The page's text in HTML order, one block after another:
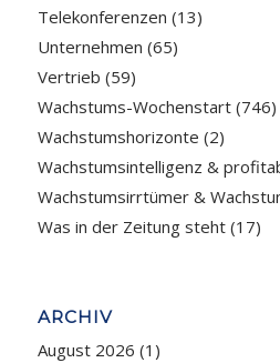
Telekonferenzen (13)
Unternehmen (65)
Vertrieb (59)
Wachstums-Wochenstart(746)
Wachstumshorizonte (2)
Wachstumsintelligenz &
Wachstumsirrtümer &
Was in der Zeitung steht(17)
ARCHIV
August 2026 (1)